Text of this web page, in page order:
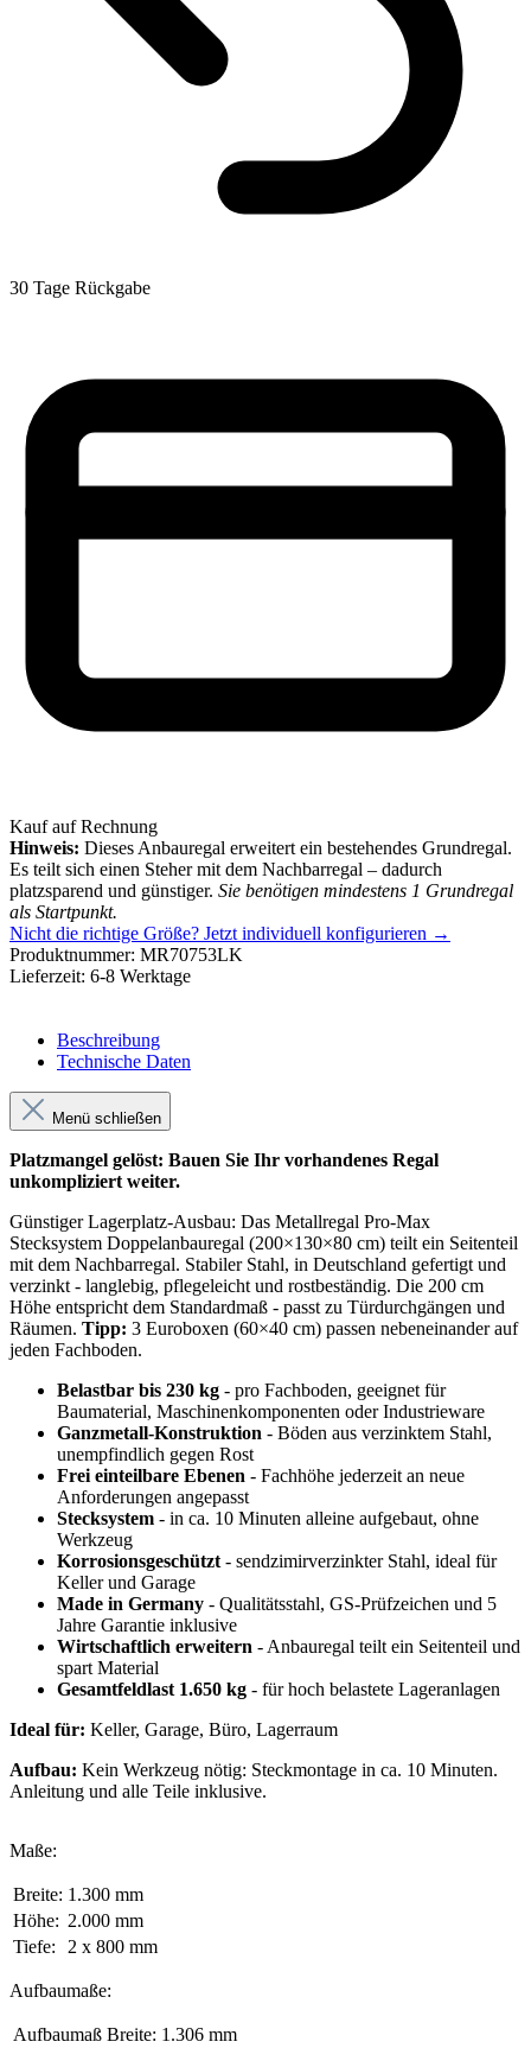
30 Tage Rückgabe
Kauf auf Rechnung
Hinweis: Dieses Anbauregal erweitert ein bestehendes Grundregal.
Es teilt sich einen Steher mit dem Nachbarregal – dadurch
platzsparend und günstiger. Sie benötigen mindestens 1 Grundregal
als Startpunkt.
Nicht die richtige Größe? Jetzt individuell konfigurieren →
Produktnummer: MR70753LK
Lieferzeit: 6-8 Werktage
Beschreibung
Technische Daten
Menü schließen
Platzmangel gelöst: Bauen Sie Ihr vorhandenes Regal
unkompliziert weiter.
Günstiger Lagerplatz-Ausbau: Das Metallregal Pro-Max
Stecksystem Doppelanbauregal (200×130×80 cm) teilt ein Seitenteil
mit dem Nachbarregal. Stabiler Stahl, in Deutschland gefertigt und
verzinkt - langlebig, pflegeleicht und rostbeständig. Die 200 cm
Höhe entspricht dem Standardmaß - passt zu Türdurchgängen und
Räumen. Tipp: 3 Euroboxen (60×40 cm) passen nebeneinander auf
jeden Fachboden.
Belastbar bis 230 kg - pro Fachboden, geeignet für
Baumaterial, Maschinenkomponenten oder Industrieware
Ganzmetall-Konstruktion - Böden aus verzinktem Stahl,
unempfindlich gegen Rost
Frei einteilbare Ebenen - Fachhöhe jederzeit an neue
Anforderungen angepasst
Stecksystem - in ca. 10 Minuten alleine aufgebaut, ohne
Werkzeug
Korrosionsgeschützt- sendzimirverzinkter Stahl, ideal für
Keller und Garage
Made in Germany - Qualitätsstahl, GS-Prüfzeichen und 5
Jahre Garantie inklusive
Wirtschaftlich erweitern - Anbauregal teilt ein Seitenteil und
spart Material
Gesamtfeldlast 1.650 kg - für hoch belastete Lageranlagen
Ideal für: Keller, Garage, Büro, Lagerraum
Aufbau: Kein Werkzeug nötig: Steckmontage in ca. 10 Minuten.
Anleitung und alle Teile inklusive.
Maße:
Breite: 1.300 mm
Höhe: 2.000 mm
Tiefe:
2 x 800 mm
Aufbaumaße:
Aufbaumaß Breite: 1.306 mm